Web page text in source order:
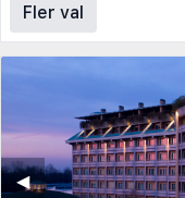
Fler val
◀︎